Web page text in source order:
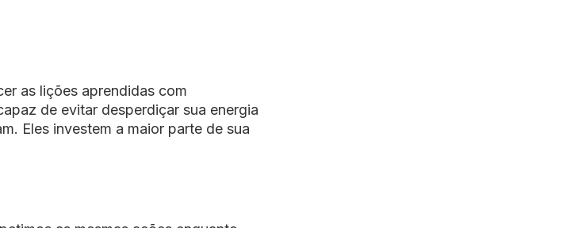
as lições aprendidas com
de evitar desperdiçar sua energia
Eles investem a maior parte de sua